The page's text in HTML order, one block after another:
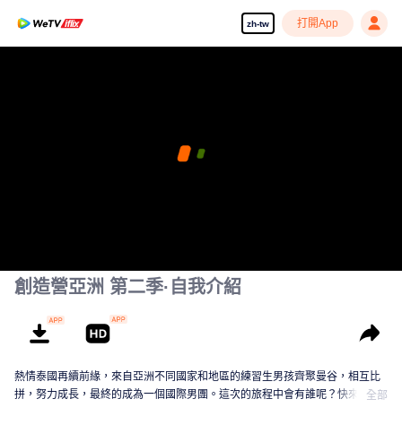
zh-tw 打開App
創造營亞洲 第二季·自我介紹
熱情泰國再續前緣，來自亞洲不同國家和地區的練習生男孩齊聚曼谷，相互比
拼，努力成長，最終的成為一個國際男團。這次的旅程中會有誰呢？快來認識
全部